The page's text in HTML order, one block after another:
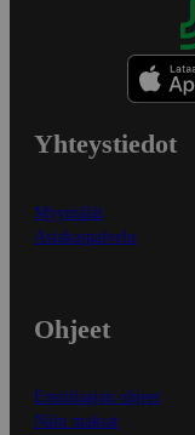
Yhteystiedot
Myymälät
Asiakaspalvelu
Ohjeet
Ensitilaajan ohjeet
Näin maksat